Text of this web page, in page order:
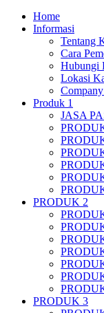
Home
Informasi
Tentang
Cara
Hubungi
Lokasi
Produk 1
JASA
PRODUK 2
PRODUK 3